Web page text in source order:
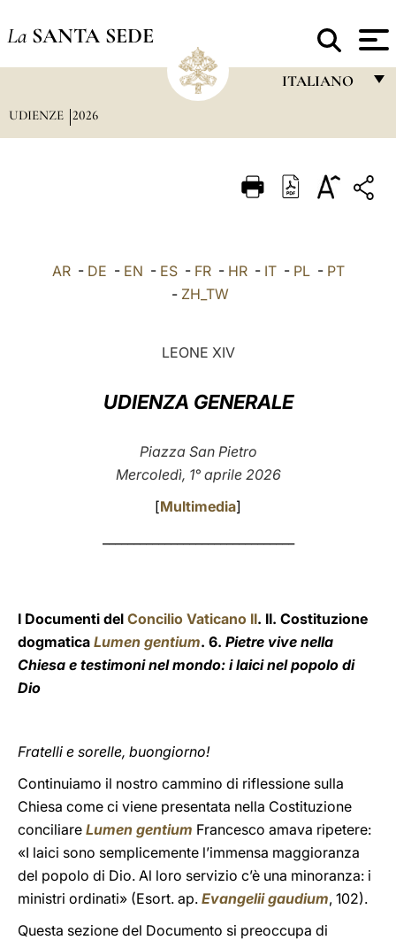
La SANTA SEDE
ITALIANO
ITALIANO
中文
UDIENZE 2026
AR- DE - EN - ES- FR- HR- IT- PL- PT
- ZH_TW
LEONE XIV
UDIENZA GENERALE
Piazza San Pietro
Mercoledì, 1° aprile 2026
[Multimedia]
I Documenti del Concilio Vaticano II. II. Costituzione
dogmatica Lumen gentium. 6. Pietre vive nella
Chiesa e testimoni nel mondo: i laici nel popolo di
Dio
Fratelli e sorelle, buongiorno!
Continuiamo il nostro cammino di riflessione sulla
Chiesa come ci viene presentata nella Costituzione
conciliare Lumen gentium Francesco amava ripetere:
«I laici sono semplicemente l’immensa maggioranza
del popolo di Dio. Al loro servizio c’è una minoranza: i
ministri ordinati» (Esort. ap. Evangelii gaudium, 102).
Questa sezione del Documento si preoccupa di